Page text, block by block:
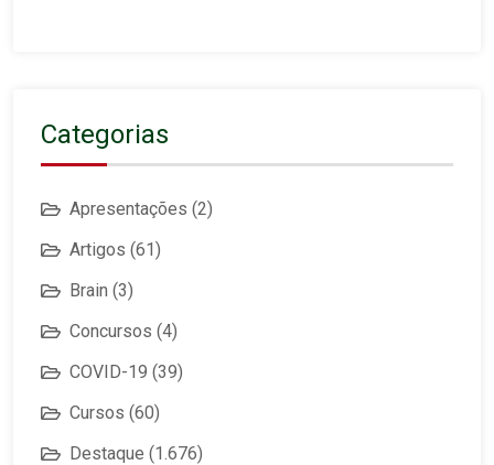
Categorias
Apresentações (2)
Artigos (61)
Brain (3)
Concursos (4)
COVID-19 (39)
Cursos (60)
Destaque (1.676)